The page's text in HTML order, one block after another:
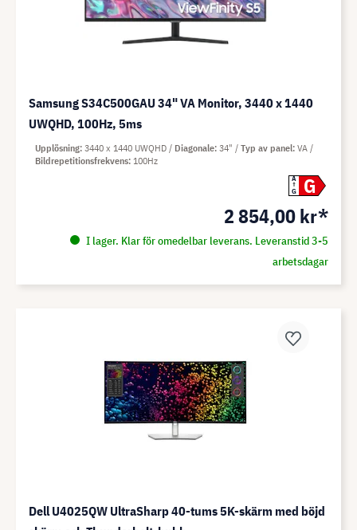
Samsung S34C500GAU 34" VA Monitor, 3440 x 1440
UWQHD, 100Hz, 5ms
A
G
G
2 854,00 kr*
I lager. Klar för omedelbar leverans. Leveranstid 3-5
arbetsdagar
Upplösning 3440 x 1440 UWQHD Diagonale 34" Typ av panel VA
Bildrepetitionsfrekvens 100Hz
Dell U4025QW UltraSharp 40-tums 5K-skärm med böjd